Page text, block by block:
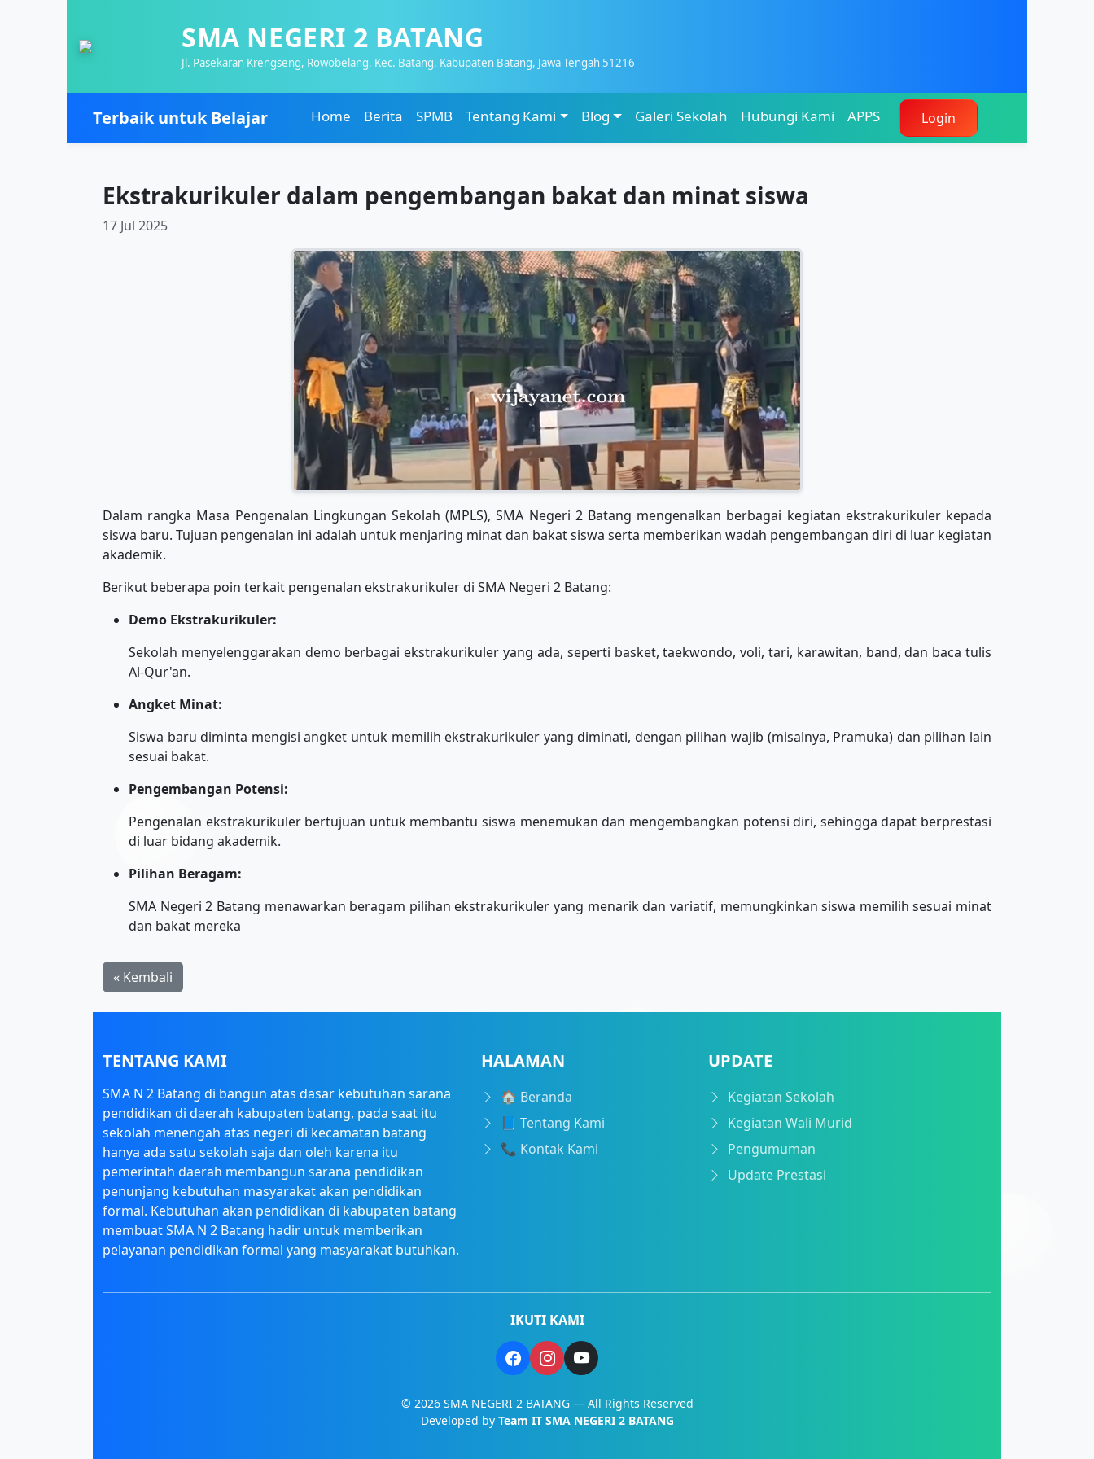
SMA NEGERI 2 BATANG
Jl. Pasekaran Krengseng, Rowobelang, Kec. Batang, Kabupaten Batang, Jawa Tengah 51216
Terbaik untuk Belajar Home Berita SPMB Tentang Kami Blog Galeri Sekolah Hubungi Kami APPS Login
Ekstrakurikuler dalam pengembangan bakat dan minat siswa
17 Jul 2025
Dalam rangka Masa Pengenalan Lingkungan Sekolah (MPLS), SMA Negeri 2 Batang mengenalkan berbagai kegiatan ekstrakurikuler kepada
siswa baru. Tujuan pengenalan ini adalah untuk menjaring minat dan bakat siswa serta memberikan wadah pengembangan diri di luar kegiatan
akademik.
Berikut beberapa poin terkait pengenalan ekstrakurikuler di SMA Negeri 2 Batang:
Demo Ekstrakurikuler:
Sekolah menyelenggarakan demo berbagai ekstrakurikuler yang ada, seperti basket, taekwondo, voli, tari, karawitan, band, dan baca tulis
Al-Qur'an.
Angket Minat:
Siswa baru diminta mengisi angket untuk memilih ekstrakurikuler yang diminati, dengan pilihan wajib (misalnya, Pramuka) dan pilihan lain
sesuai bakat.
Pengembangan Potensi:
Pengenalan ekstrakurikuler bertujuan untuk membantu siswa menemukan dan mengembangkan potensi diri, sehingga dapat berprestasi
di luar bidang akademik.
Pilihan Beragam:
SMA Negeri 2 Batang menawarkan beragam pilihan ekstrakurikuler yang menarik dan variatif, memungkinkan siswa memilih sesuai minat
dan bakat mereka
« Kembali
TENTANG KAMI
SMA N 2 Batang di bangun atas dasar kebutuhan sarana
pendidikan di daerah kabupaten batang, pada saat itu
sekolah menengah atas negeri di kecamatan batang
hanya ada satu sekolah saja dan oleh karena itu
pemerintah daerah membangun sarana pendidikan
penunjang kebutuhan masyarakat akan pendidikan
formal. Kebutuhan akan pendidikan di kabupaten batang
membuat SMA N 2 Batang hadir untuk memberikan
pelayanan pendidikan formal yang masyarakat butuhkan.
HALAMAN
🏠 Beranda
📘 Tentang Kami
📞 Kontak Kami
UPDATE
Kegiatan Sekolah
Kegiatan Wali Murid
Pengumuman
Update Prestasi
IKUTI KAMI
© 2026 SMA NEGERI 2 BATANG — All Rights Reserved
Developed by Team IT SMA NEGERI 2 BATANG